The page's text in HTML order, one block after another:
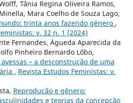
Tânia Regina Oliveira Ramos,
Mara Coelho de Souza Lago,
trinta anos fazendo gênero ,
v. 32 n. 1 (2024)
Fernandes, Águeda Aparecida da
Pinheiro Bernardo Lôbo,
– a desconstrução de uma
, Revista Estudos Feministas: v.
Reprodução e gênero:
e teorias da concepção